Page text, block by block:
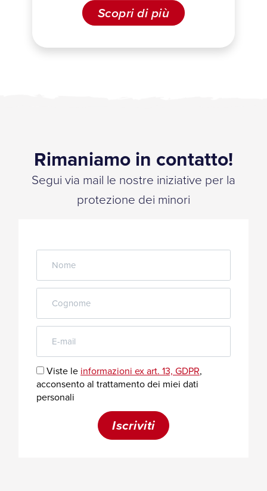
Scopri di più
Rimaniamo in contatto!
Segui via mail le nostre iniziative per la
protezione dei minori